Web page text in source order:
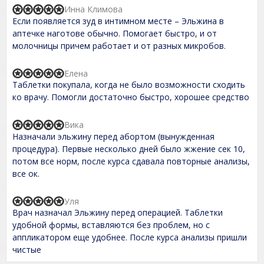
,
0
o
u
t
o
5
R
a
t
d
,
0
o
u
f
5
Если появляется зуд в интимном месте – Эльжина в
аптечке наготове обычно. Помогает быстро, и от
молочницы причем работает и от разных микробов.
Инна Климова
R
a
t
5
,
0
o
u
t
o
5
Таблетки покупала, когда не было возможности сходить
ко врачу. Помогли достаточно быстро, хорошее средство
Елена
R
a
t
e
d
5
0
o
u
t
f
5
Назначали эльжину перед абортом (вынужденная
процедура). Первые несколько дней было жжение сек 10,
потом все норм, после курса сдавала повторные анализы,
все ок.
Вика
R
a
t
e
d
5
,
Врач назначал Эльжину перед операцией. Таблетки
удобной формы, вставляются без проблем, но с
аппликатором еще удобнее. После курса анализы пришли
чистые
Уля